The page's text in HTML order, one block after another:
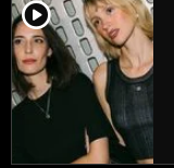
player2